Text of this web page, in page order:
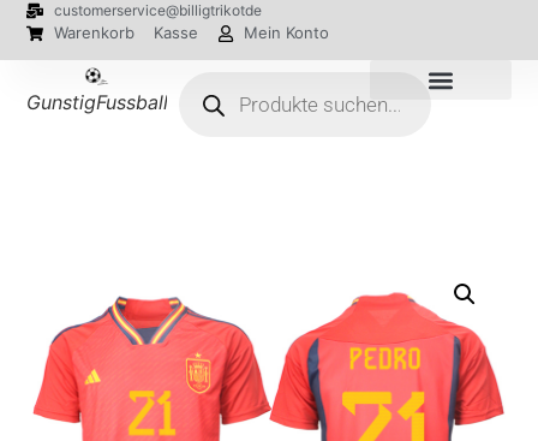
customerservice@billigtrikotde
Warenkorb Kasse Mein Konto
GunstigFussballTrikot